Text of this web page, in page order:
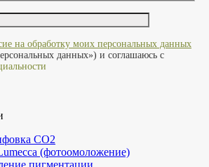
на обработку моих персональных данных
данных») и соглашаюсь с
СО2
(фотоомоложение)